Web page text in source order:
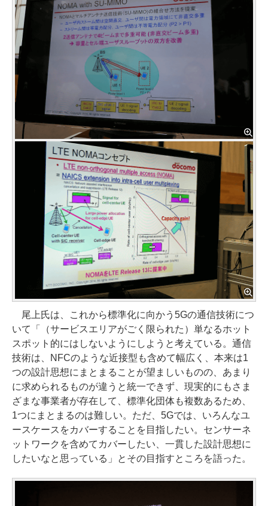
尾上氏は、これから標準化に向かう5Gの通信技術につ
いて「（サービスエリアがごく限られた）単なるホット
スポット的にはしないようにしようと考えている。通信
技術は、NFCのような近接型も含めて幅広く、本来は1
つの設計思想にまとまることが望ましいものの、あまり
に求められるものが違うと統一できず、現実的にもさま
ざまな事業者が存在して、標準化団体も複数あるため、
1つにまとまるのは難しい。ただ、5Gでは、いろんなユ
ースケースをカバーすることを目指したい。センサーネ
ットワークを含めてカバーしたい、一貫した設計思想に
したいなと思っている」とその目指すところを語った。